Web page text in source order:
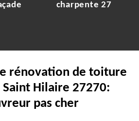
charpente 27
rénovation de toiture
Hilaire 27270:
pas cher